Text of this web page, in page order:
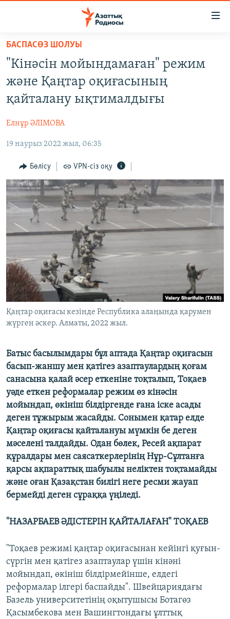
Skip
main
content
to
main
Navigation
Skip
Search
ЖАҢАЛЫҚТАР
AZATTYQTV
АДАМ ҚҰҚЫҚТАРЫ
ӘЛЕУМЕТ
ӘЛЕМ
АРНАЙЫ ЖОБАЛАР
Русский
ЖАЗЫЛЫҢЫЗ
Басқа тілдерде
БАСПАСӨЗ ШОЛУЫ
"Кінәсін мойындамаған" режим
және Қаңтар оқиғасының
қайталану ықтималдығы
Елнұр ӘЛІМОВА
19 наурыз 2022 жыл, 06:35
Бөлісу VPN-сіз оқу
Қаңтар оқиғасы кезінде Республика алаңында қарумен
жүрген әскер. Алматы, 2022 жыл.
Батыс басылымдары бұл аптада Қаңтар оқиғасын
басып-жаншу мен қатігез азаптаулардың қоғам
санасына қалай әсер еткеніне тоқталып, Тоқаев
уәде еткен реформалар режим өз кінәсін
мойындап, өкініш білдіргенде ғана іске асады
деген тұжырым жасайды. Сонымен қатар елде
Қаңтар оқиғасы қайталануы мүмкін бе деген
мәселені талдайды. Одан бөлек, Ресей ақпарат
құралдары мен саясаткерлерінің Нұр-Сұлтанға
қарсы ақпараттық шабуылы неліктен тоқтамайды
және оған Қазақстан билігі неге ресми жауап
бермейді деген сұраққа үңіледі.
"НАЗАРБАЕВ ӘДІСТЕРІН ҚАЙТАЛАҒАН" ТОҚАЕВ
"Тоқаев режимі қаңтар оқиғасынан кейінгі қуғын-
сүргін мен қатігез азаптаулар үшін кінәні
мойындап, өкініш білдірмейінше, елдегі
реформалар ілгері баспайды". Швейцариядағы
Базель университетінің оқытушысы Ботагөз
Қасымбекова мен Вашингтондағы ұлттық